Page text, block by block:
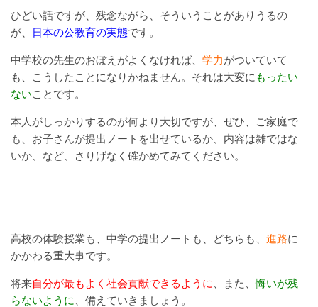
ひどい話ですが、残念ながら、そういうことがありうるの
が、
日本の公教育の実態です。
中学校の先生のおぼえがよくなければ、 学力がついていて
も、こうしたことになりかねません。それは大変に もったい
ないことです。
本人がしっかりするのが何より大切ですが、ぜひ、ご家庭で
も、お子さんが提出ノートを出せているか、内容は雑ではな
いか、など、さりげなく確かめてみてください。
高校の体験授業も、中学の提出ノートも、どちらも、 進路に
かかわる重大事です。
将来自分が最もよく社会貢献できるように 、また、悔いが残
らないように
、備えていきましょう。